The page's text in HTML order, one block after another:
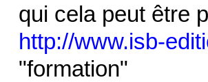
qui cela peut être
http://www.isb-
"formation"